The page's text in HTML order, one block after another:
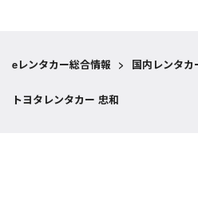
eレンタカー総合情報 > 国内レンタカ
トヨタレンタカー 忠和